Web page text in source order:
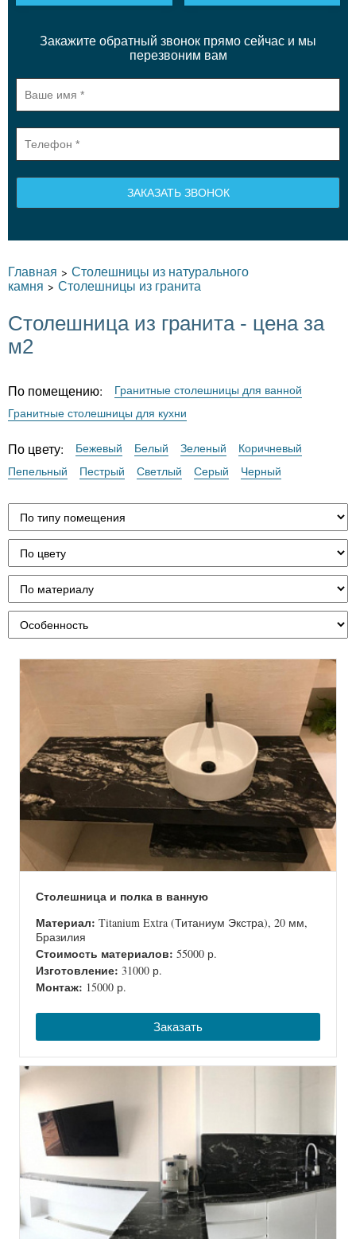
Закажите обратный звонок прямо сейчас и мы
перезвоним вам
ЗАКАЗАТЬ ЗВОНОК
Главная > Столешницы из натурального
камня > Столешницы из гранита
Столешница из гранита - цена за
м2
По помещению:
Гранитные столешницы для ванной
Гранитные столешницы для кухни
По цвету: Бежевый Белый Зеленый
Коричневый
Пепельный
Пестрый Светлый Серый Черный
Столешница и полка в ванную
Материал: Titanium Extra (Титаниум Экстра), 20 мм,
Бразилия
Стоимость материалов: 55000 р.
Изготовление: 31000 р.
Монтаж: 15000 р.
Заказать